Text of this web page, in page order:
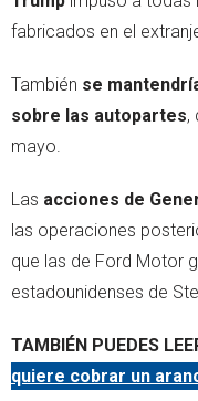
fabricados en el
También se
sobre las autopartes,
mayo.
Las acciones de
las operaciones
que las de Ford Motor
estadounidenses de
TAMBIÉN PUEDES
quiere cobrar un